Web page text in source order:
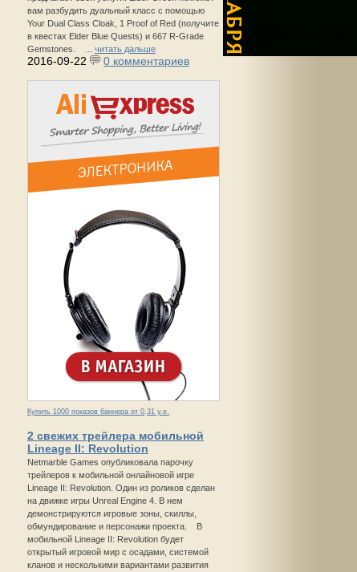
вам разбудить дуальный класс с помощью
Your Dual Class Cloak, 1 Proof of Red (получите
в квестах Elder Blue Quests) и 667 R-Grade
Gemstones. ... читать дальше
2016-09-22 0 комментариев
Купить 1000 показов баннера от 0,31 у.е.
2 свежих трейлера мобильной
Lineage II: Revolution
Netmarble Games опубликовала парочку
трейлеров к мобильной онлайновой игре
Lineage II: Revolution. Один из роликов сделан
на движке игры Unreal Engine 4. В нем
демонстрируются игровые зоны, скиллы,
обмундирование и персонажи проекта. В
мобильной Lineage II: Revolution будет
открытый игровой мир с осадами, системой
кланов и несколькими вариантами развития